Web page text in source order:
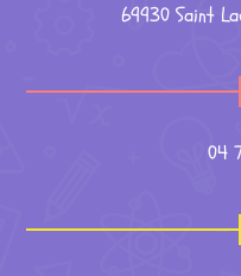
69930 Saint
04